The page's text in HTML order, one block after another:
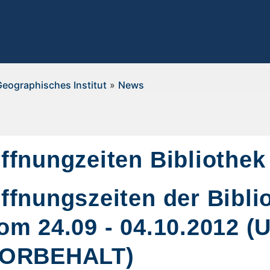
Institut» News
Bibliothek
der
24.09 - 04.10.2012